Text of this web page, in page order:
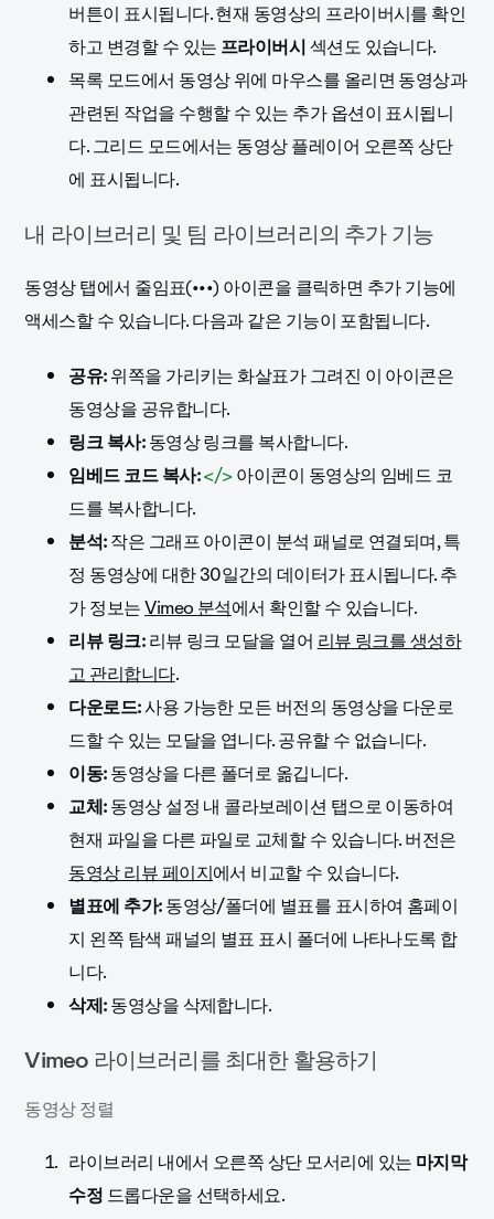
버튼이 표시됩니다. 현재 동영상의 프라이버시를 확인
하고 변경할 수 있는프라이버시섹션도 있습니다.
목록 모드에서 동영상 위에 마우스를 올리면 동영상과
관련된 작업을 수행할 수 있는 추가 옵션이 표시됩니
다. 그리드 모드에서는 동영상 플레이어 오른쪽 상단
에 표시됩니다.
내 라이브러리 및 팀 라이브러리의 추가 기능
동영상 탭에서 줄임표(•••) 아이콘을 클릭하면 추가 기능에
액세스할 수 있습니다. 다음과 같은 기능이 포함됩니다.
공유:위쪽을 가리키는 화살표가 그려진 이 아이콘은
동영상을 공유합니다.
링크 복사:동영상 링크를 복사합니다.
임베드 코드 복사:</>아이콘이 동영상의 임베드 코
드를 복사합니다.
분석:작은 그래프 아이콘이 분석 패널로 연결되며, 특
정 동영상에 대한 30일간의 데이터가 표시됩니다. 추
가 정보는Vimeo 분석에서 확인할 수 있습니다.
리뷰 링크:리뷰 링크 모달을 열어리뷰 링크를 생성하
고 관리합니다.
다운로드:사용 가능한 모든 버전의 동영상을 다운로
드할 수 있는 모달을 엽니다. 공유할 수 없습니다.
이동:동영상을 다른 폴더로 옮깁니다.
교체:동영상 설정 내 콜라보레이션 탭으로 이동하여
현재 파일을 다른 파일로 교체할 수 있습니다. 버전은
동영상 리뷰 페이지에서 비교할 수 있습니다.
별표에 추가:동영상/폴더에 별표를 표시하여 홈페이
지 왼쪽 탐색 패널의 별표 표시 폴더에 나타나도록 합
니다.
삭제:동영상을 삭제합니다.
Vimeo 라이브러리를 최대한 활용하기
동영상 정렬
라이브러리 내에서 오른쪽 상단 모서리에 있는마지막
수정드롭다운을 선택하세요.